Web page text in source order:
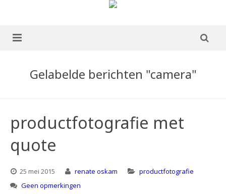
Boek te koop
blog
Gelabelde berichten "camera"
productfotografie met
quote
25 mei 2015 renate oskam
productfotografie
Geen opmerkingen